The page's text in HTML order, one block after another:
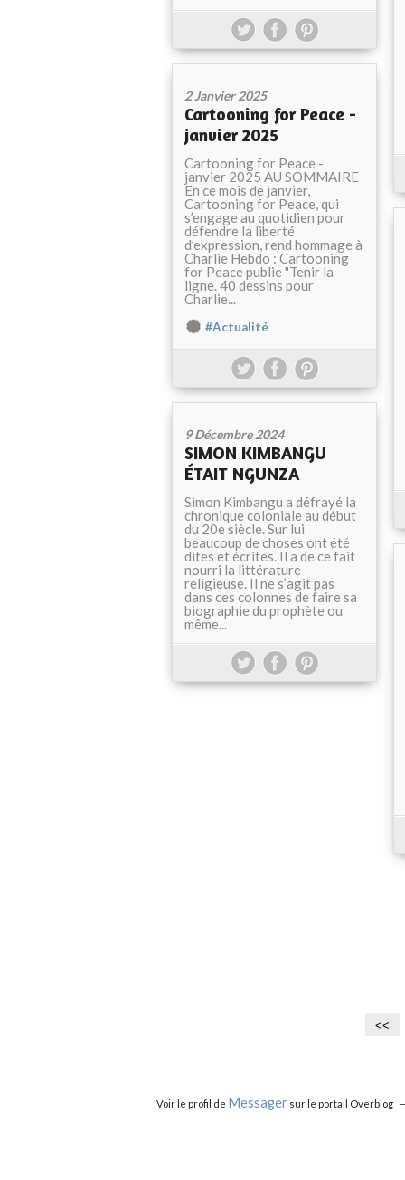
2 Janvier 2025
Cartooning for Peace -
janvier 2025
Cartooning for Peace -
janvier 2025 AU SOMMAIRE
En ce mois de janvier,
Cartooning for Peace, qui
s’engage au quotidien pour
défendre la liberté
d’expression, rend hommage à
Charlie Hebdo : Cartooning
for Peace publie "Tenir la
ligne. 40 dessins pour
Charlie...
#Actualité
9 Décembre 2024
SIMON KIMBANGU
ÉTAIT NGUNZA
Simon Kimbangu a défrayé la
chronique coloniale au début
du 20e siècle. Sur lui
beaucoup de choses ont été
dites et écrites. Il a de ce fait
nourri la littérature
religieuse. Il ne s’agit pas
dans ces colonnes de faire sa
biographie du prophète ou
même...
<<
Voir le profil de Messager sur le portail Overblog